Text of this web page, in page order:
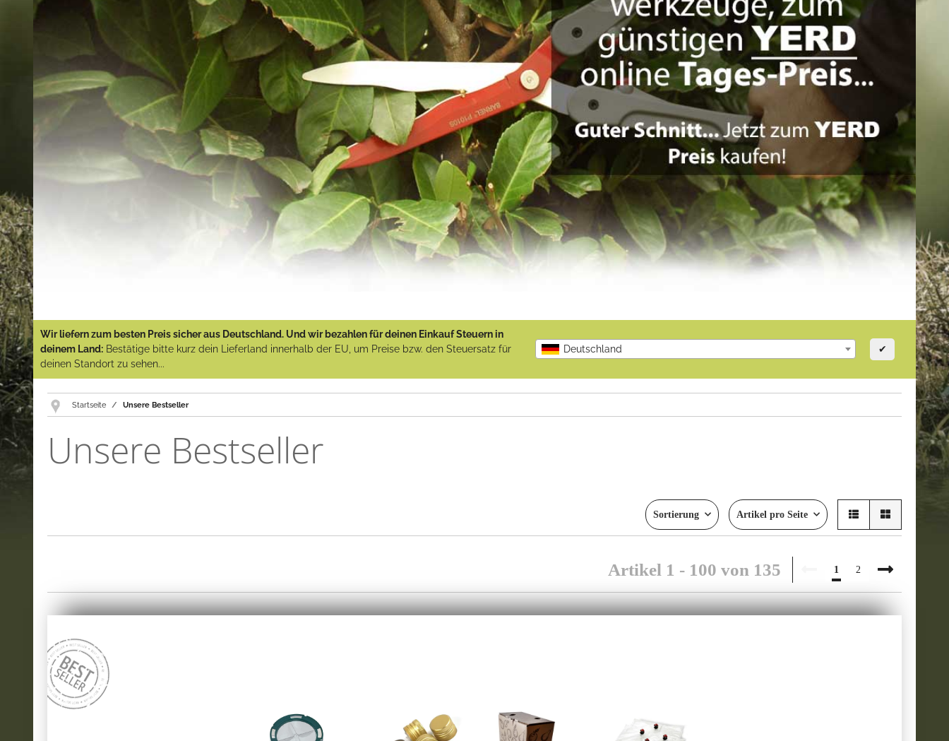
Wir liefern zum besten Preis sicher aus Deutschland. Und wir bezahlen für deinen Einkauf Steuern in
deinem Land: Bestätige bitte kurz dein Lieferland innerhalb der EU, um Preise bzw. den Steuersatz für
deinen Standort zu sehen...
Deutschland ✔
Startseite Unsere Bestseller
Unsere Bestseller
Sortierung Artikel pro Seite
Artikel 1 - 100 von 135 1 2